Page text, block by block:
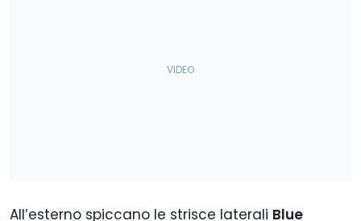
All’esterno spiccano le strisce laterali Blue